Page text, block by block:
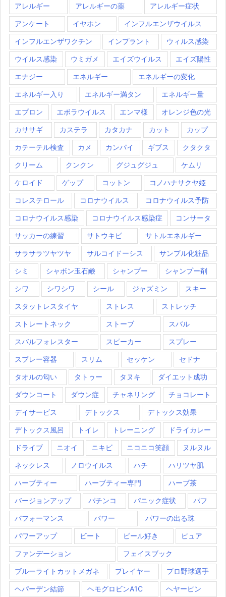
アレルギー アレルギーの薬 アレルギー症状
アンケート イヤホン インフルエンザウイルス
インフルエンザワクチン インプラント ウィルス感染
ウイルス感染 ウミガメ エイズウイルス エイズ陽性
エナジー エネルギー エネルギーの変化
エネルギー入り エネルギー満タン エネルギー量
エプロン エボラウイルス エンマ様 オレンジ色の光
カササギ カステラ カタカナ カット カップ
カテーテル検査 カメ カンパイ ギブス クタクタ
クリーム クンクン グジュグジュ ケムリ
ケロイド ゲップ コットン コノハナサクヤ姫
コレステロール コロナウイルス コロナウイルス予防
コロナウイルス感染 コロナウイルス感染症 コンサータ
サッカーの練習 サトウキビ サトルエネルギー
サラサラツヤツヤ サルコイドーシス サンプル化粧品
シミ シャボン玉石鹸 シャンプー シャンプー剤
シワ シワシワ シール ジャズミン スキー
スタットレスタイヤ ストレス ストレッチ
ストレートネック ストーブ スバル
スバルフォレスター スピーカー スプレー
スプレー容器 スリム セッケン セドナ
タオルの匂い タトゥー タヌキ ダイエット成功
ダウンコート ダウン症 チャネリング チョコレート
デイサービス デトックス デトックス効果
デトックス風呂 トイレ トレーニング ドライカレー
ドライブ ニオイ ニキビ ニコニコ笑顔 ヌルヌル
ネックレス ノロウイルス ハチ ハリツヤ肌
ハーブティー ハーブティー専門 ハーブ茶
バージョンアップ パチンコ パニック症状 パフ
パフォーマンス パワー パワーの出る珠
パワーアップ ビート ビール好き ピュア
ファンデーション フェイスブック
ブルーライトカットメガネ プレイヤー プロ野球選手
ヘパーデン結節 ヘモグロビンA1C ヘヤーピン